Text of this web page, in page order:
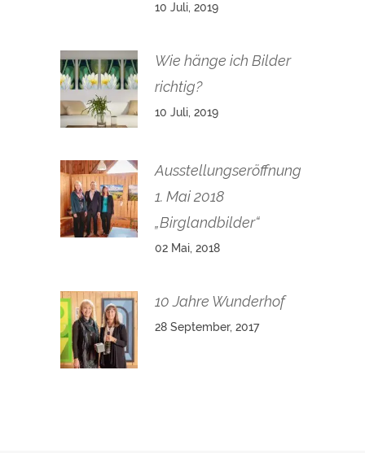
10 Juli, 2019
Wie hänge ich Bilder
richtig?
10 Juli, 2019
Ausstellungseröffnung
1. Mai 2018
„Birglandbilder“
02 Mai, 2018
10 Jahre Wunderhof
28 September, 2017